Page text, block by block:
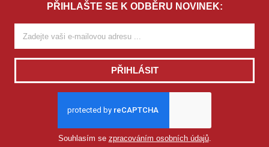
PŘIHLAŠTE SE K ODBĚRU NOVINEK:
PŘIHLÁSIT
Souhlasím se zpracováním osobních údajů.